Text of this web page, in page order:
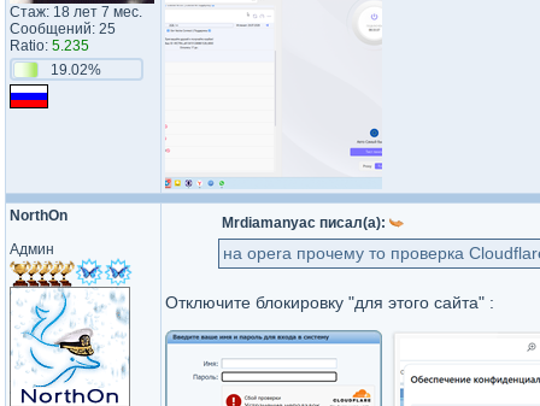
Стаж: 18 лет 7 мес.
Сообщений: 25
Ratio: 5.235
19.02%
NorthOn
Админ
Mrdiamanyac писал(а):
на opera прочему то проверка
Отключите блокировку "для этого сайта" :